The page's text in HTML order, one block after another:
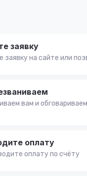
заявку
заявку на сайте или
вам и
оплату
оплату по счёту